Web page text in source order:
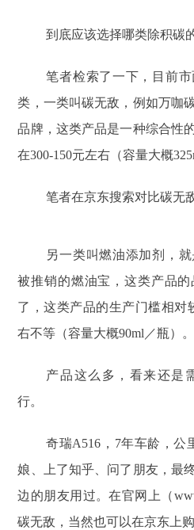
到底应该选择哪类除积碳
笔者检索了一下，目前
类，一类叫碳无敌，例如万咖
品牌，这类产品是一种综合性
在300-150元左右（容量大概
笔者在京东搜索对比碳无
另一类叫燃油添加剂，
被推销的燃油宝，这类产品
了，这类产品的生产门槛相对
右不等（容量大概90ml／瓶）。
产品这么多，看来还是
行。
奇瑞A516，7年车龄，公
娘、上了知乎、问了朋友，最
边的朋友用过。在官网上（
碳无敌，当然也可以在京东上购